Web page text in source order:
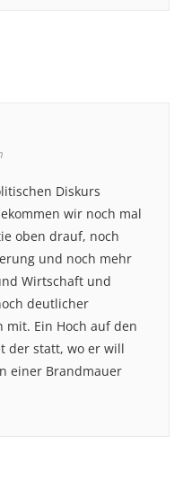
Diskurs
wir noch mal
oben drauf, noch
und noch mehr
Wirtschaft und
deutlicher
mit. Ein Hoch auf den
der statt, wo er will
einer Brandmauer